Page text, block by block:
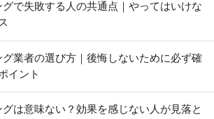
で失敗する人の共通点｜やってはいけな
業者の選び方｜後悔しないために必ず確
イント
は意味ない？効果を感じない人が見落と